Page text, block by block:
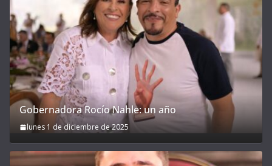
Gobernadora Rocío Nahle: un año
lunes 1 de diciembre de 2025